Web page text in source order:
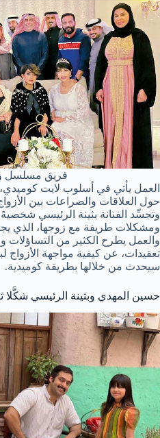
فريق مسلسل
العمل يأتي في أسلوب لايت
حول العلاقات والصراعات بين
وتجسِّد الفنانة بثينة الرئيسي
ومشكلات طريفة مع زوجها، الذي
والعمل يطرح الكثير من
تعقيدات، عن كيفية مواجهة الأزواج
سيحدث من خلالها بطريقة كوميدية.
حسين المهدي وبثينة الرئيسي شكَّلا